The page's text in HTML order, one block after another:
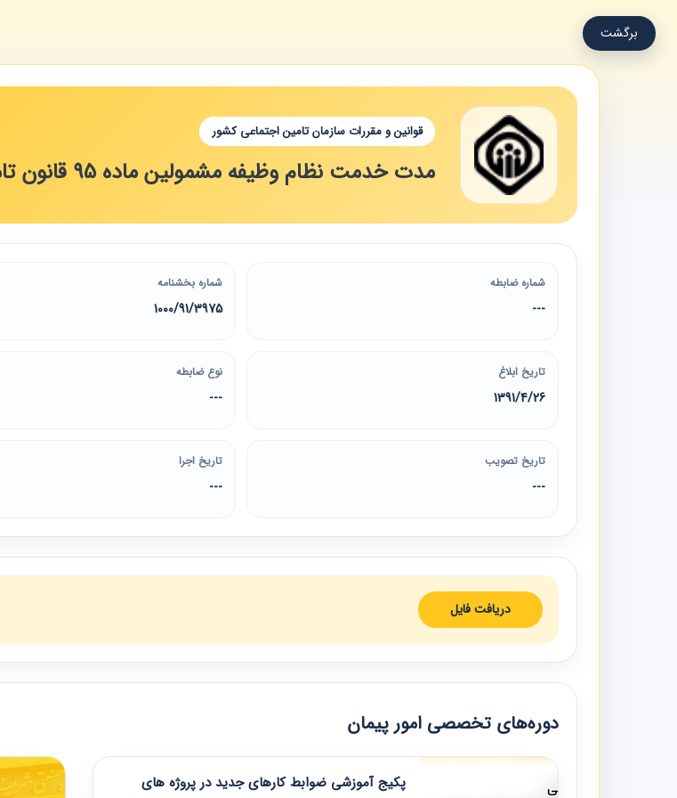
برگشت
قوانین و مقررات سازمان تامین اجتماعی کشور
مدت خدمت نظام وظیفه مشمولین ماده 95 قانون تامین اجتماعی
شماره ضابطه
---
شماره بخشنامه
1000/91/3975
تاریخ ابلاغ
1391/4/26
نوع ضابطه
---
تاریخ تصویب
---
تاریخ اجرا
---
دریافت فایل
دوره‌های تخصصی امور پیمان
پکیج آموزشی ضوابط کارهای جدید در پروژه های